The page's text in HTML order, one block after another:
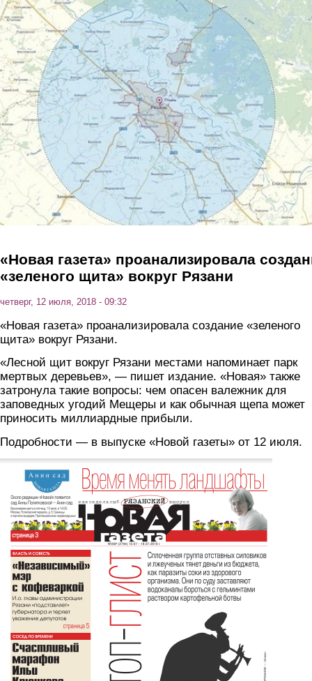
Перейти к основному содержанию
«Новая газета» проанализировала
«зеленого щита» вокруг Рязани
четверг, 12 июля, 2018 - 09:32
«Новая газета» проанализировала создание «зеленого
щита» вокруг Рязани.
«Лесной щит вокруг Рязани местами напоминает парк
мертвых деревьев», — пишет издание. «Новая» также
затронула такие вопросы: чем опасен валежник для
заповедных угодий Мещеры и как обычная щепа может
приносить миллиардные прибыли.
Подробности — в выпуске «Новой газеты» от 12 июля.
1.png